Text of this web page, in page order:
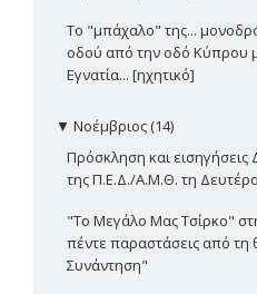
Το "μπάχαλο" της...
οδού από την οδό Κύπρου
Εγνατία... [ηχητικό]
▼ Νοέμβριος (14)
Πρόσκληση και εισηγήσεις
της Π.Ε.Δ./Α.Μ.Θ. τη
"Το Μεγάλο Μας Τσίρκο"
πέντε παραστάσεις από τη
Συνάντηση"